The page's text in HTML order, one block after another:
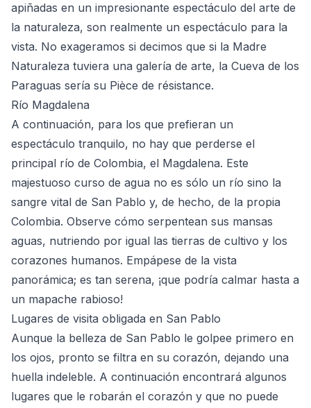
apiñadas en un impresionante espectáculo del arte de
la naturaleza, son realmente un espectáculo para la
vista. No exageramos si decimos que si la Madre
Naturaleza tuviera una galería de arte, la Cueva de los
Paraguas sería su Pièce de résistance.
Río Magdalena
A continuación, para los que prefieran un
espectáculo tranquilo, no hay que perderse el
principal río de Colombia, el Magdalena. Este
majestuoso curso de agua no es sólo un río sino la
sangre vital de San Pablo y, de hecho, de la propia
Colombia. Observe cómo serpentean sus mansas
aguas, nutriendo por igual las tierras de cultivo y los
corazones humanos. Empápese de la vista
panorámica; es tan serena, ¡que podría calmar hasta a
un mapache rabioso!
Lugares de visita obligada en San Pablo
Aunque la belleza de San Pablo le golpee primero en
los ojos, pronto se filtra en su corazón, dejando una
huella indeleble. A continuación encontrará algunos
lugares que le robarán el corazón y que no puede